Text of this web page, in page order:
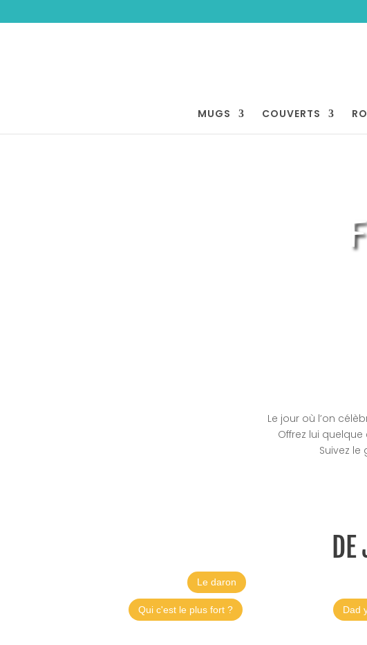
MUGS COUVERTS
Le jour où l’on
Offrez lui
Suivez
Le daron
Qui c'est le plus fort ? Dad